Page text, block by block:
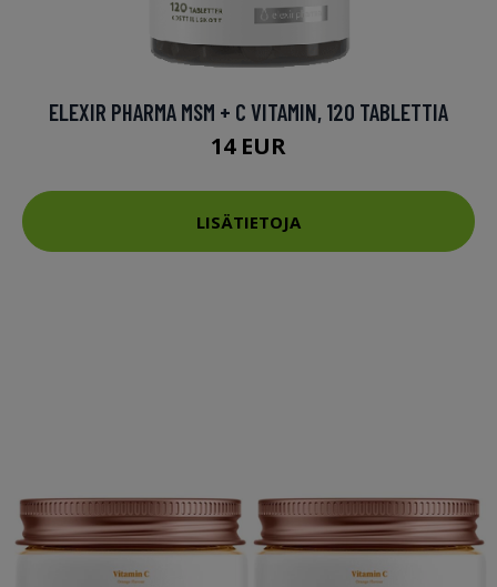
ELEXIR PHARMA MSM + C VITAMIN, 120 TABLETTIA
14 EUR
LISÄTIETOJA